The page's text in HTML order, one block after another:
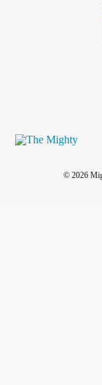
© 2026